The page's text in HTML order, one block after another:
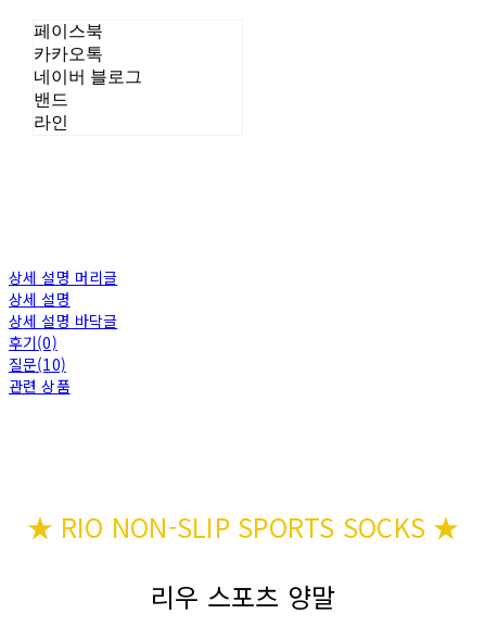
페이스북
카카오톡
네이버 블로그
밴드
라인
상세 설명 머리글
상세 설명
상세 설명 바닥글
후기(0)
질문(10)
관련 상품
★ RIO NON-SLIP SPORTS SOCKS ★
리우 스포츠 양말